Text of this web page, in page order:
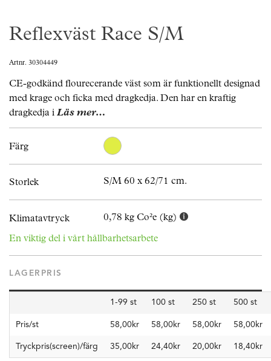
Reflexväst Race S/M
Artnr. 30304449
CE-godkänd flourecerande väst som är funktionellt designad
med krage och ficka med dragkedja. Den har en kraftig
dragkedja i Läs mer…
Färg
Storlek S/M 60 x 62/71 cm.
Klimatavtryck
0,78 kg Co²e (kg)
En viktig del i vårt hållbarhetsarbete
LAGERPRIS
1-99 st 100 st 250 st 500 st
Pris/st 58,00kr 58,00kr 58,00kr 58,00kr
Tryckpris(screen)/färg 35,00kr 24,40kr 20,00kr 18,40kr